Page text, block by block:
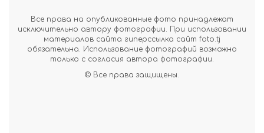
Все права на опубликованные фото принадлежат
исключительно автору фотографии. При использовании
материалов сайта гиперссылка сайт foto.tj
обязательна. Использование фотографий возможно
только с согласия автора фотографии.
© Все права защищены.